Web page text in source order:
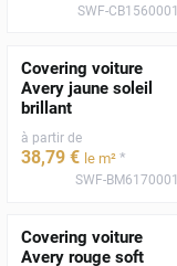
SWF-CB1560001
Covering voiture
Avery jaune soleil
brillant
à partir de
38,79 € le m² *
SWF-BM6170001
Covering voiture
Avery rouge soft